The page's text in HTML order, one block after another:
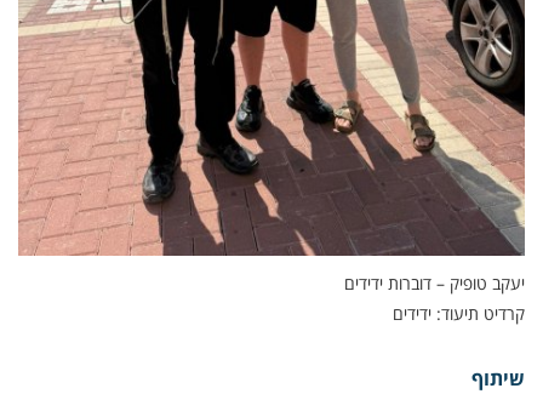
יעקב טופיק – דוברות ידידים
קרדיט תיעוד: ידידים
שיתוף